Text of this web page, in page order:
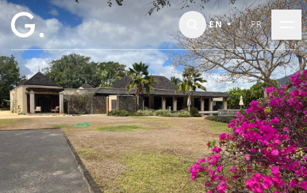
Skip to main content
EN• | FR